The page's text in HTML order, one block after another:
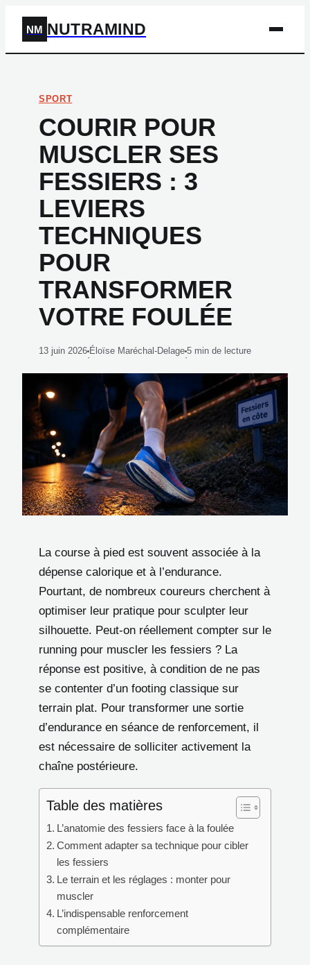
NM NUTRAMIND
SPORT
COURIR POUR
MUSCLER SES
FESSIERS : 3
LEVIERS
TECHNIQUES
POUR
TRANSFORMER
VOTRE FOULÉE
13 juin 2026
·
Éloïse Maréchal-Delage
·
5 min de lecture
La course à pied est souvent associée à la
dépense calorique et à l’endurance.
Pourtant, de nombreux coureurs cherchent à
optimiser leur pratique pour sculpter leur
silhouette. Peut-on réellement compter sur le
running pour muscler les fessiers ? La
réponse est positive, à condition de ne pas
se contenter d’un footing classique sur
terrain plat. Pour transformer une sortie
d’endurance en séance de renforcement, il
est nécessaire de solliciter activement la
chaîne postérieure.
Table des matières
L’anatomie des fessiers face à la foulée
Comment adapter sa technique pour cibler
les fessiers
Le terrain et les réglages : monter pour
muscler
L’indispensable renforcement
complémentaire